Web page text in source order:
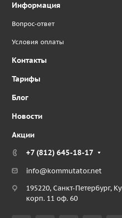
Информация
Вопрос-ответ
Условия оплаты
Контакты
Тарифы
Блог
Новости
Акции
+7 (812) 645-18-17
info@kommutator.net
195220, Санкт-Петербург,
корп. 11 оф. 60